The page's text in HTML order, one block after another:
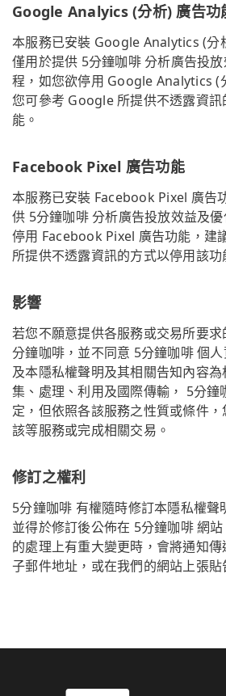
Google Analyics (分析) 廣告功
本服務已安裝 Google Analytics (分
僅用於提供 5分鐘咖啡 分析廣告投
程，如您欲停用 Google Analytics (
您可參考 Google 所提供不透露資訊
能。
Facebook Pixel 廣告功能
本服務已安裝 Facebook Pixel 廣告
供 5分鐘咖啡 分析廣告投放效益及
停用 Facebook Pixel 廣告功能，建
所提供不透露資訊的方式以停用該功
影響
若您不願意提供各服務或交易所要
分鐘咖啡，並不同意 5分鐘咖啡 個
及本隱私權聲明及其相關告知內容
集、處理、利用及國際傳輸， 5分鐘
定，但依照各該服務之性質或條件
該等服務或完成相關交易。
修訂之權利
5分鐘咖啡 有權隨時修訂本隱私權聲
並得於修訂後公佈在 5分鐘咖啡 網
的處理上有重大變更時，會將通知
子郵件地址，或在我們的網站上張貼